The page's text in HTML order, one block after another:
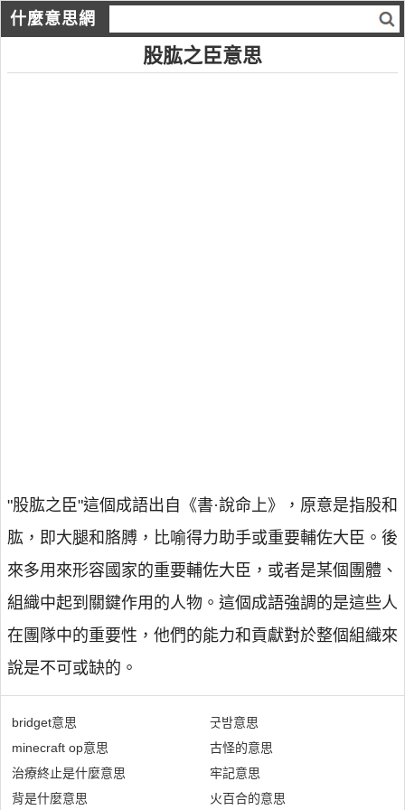
什麼意思網
股肱之臣意思
"股肱之臣"這個成語出自《書·說命上》，原意是指股和
肱，即大腿和胳膊，比喻得力助手或重要輔佐大臣。後
來多用來形容國家的重要輔佐大臣，或者是某個團體、
組織中起到關鍵作用的人物。這個成語強調的是這些人
在團隊中的重要性，他們的能力和貢獻對於整個組織來
說是不可或缺的。
bridget意思
minecraft op意思
治療終止是什麼意思
背是什麼意思
굿밤意思
古怪的意思
牢記意思
火百合的意思